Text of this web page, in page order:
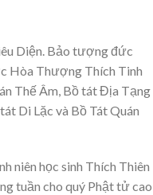
Diện. Bảo tượng đức
Hòa Thượng Thích Tinh
Thế Âm, Bồ tát Địa Tạng
Di Lặc và Bồ Tát Quán
niên học sinh Thích Thiên
tuần cho quý Phật tử cao